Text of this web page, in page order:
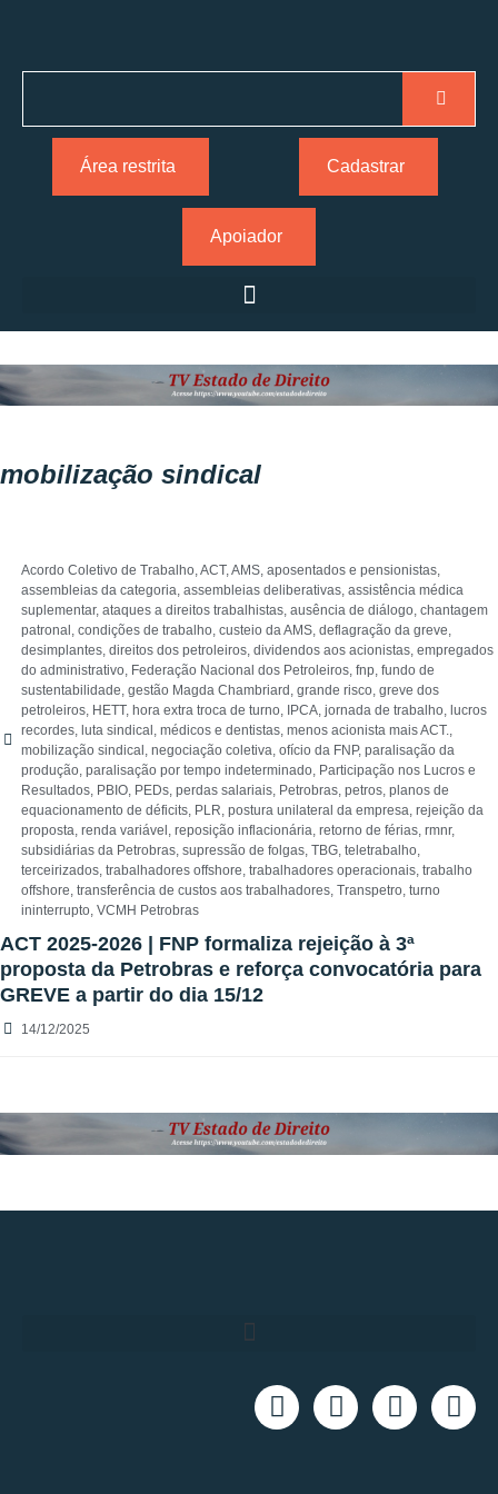
Área restrita Cadastrar
Apoiador
mobilização sindical
Acordo Coletivo de Trabalho,ACT,AMS, aposentados e pensionistas,
assembleias da categoria, assembleias deliberativas, assistência médica
suplementar, ataques a direitos trabalhistas, ausência de diálogo, chantagem
patronal , condições de trabalho, custeio da AMS, deflagração da greve,
desimplantes, direitos dos petroleiros, dividendos aos acionistas, empregados
do administrativo, Federação Nacional dos Petroleiros, fnp, fundo de
sustentabilidade, gestão Magda Chambriard , grande risco, greve dos
petroleiros, HETT, hora extra troca de turno, IPCA, jornada de trabalho, lucros
recordes, luta sindical , médicos e dentistas, menos acionista mais ACT.,
mobilização sindical , negociação coletiva, ofício da FNP, paralisação da
produção, paralisação por tempo indeterminado, Participação nos Lucros e
Resultados, PBIO, PEDs, perdas salariais, Petrobras, petros, planos de
equacionamento de déficits, PLR, postura unilateral da empresa, rejeição da
proposta, renda variável , reposição inflacionária, retorno de férias, rmnr,
subsidiárias da Petrobras, supressão de folgas, TBG, teletrabalho,
terceirizados, trabalhadores offshore, trabalhadores operacionais, trabalho
offshore, transferência de custos aos trabalhadores, Transpetro, turno
ininterrupto, VCMH Petrobras
ACT 2025-2026 | FNP formaliza rejeição à 3ª
proposta da Petrobras e reforça convocatória para
GREVE a partir do dia 15/12
14/12/2025